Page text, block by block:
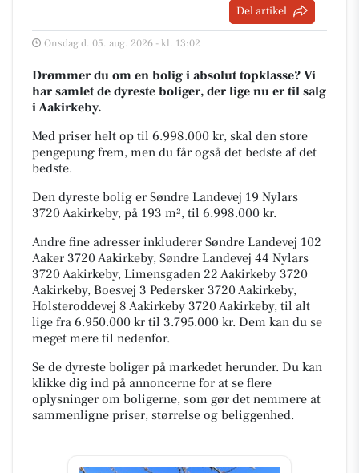
Del artikel
Onsdag d. 05. aug. 2026 - kl. 13:02
Drømmer du om en bolig i absolut topklasse? Vi
har samlet de dyreste boliger, der lige nu er til salg
i Aakirkeby.
Med priser helt op til 6.998.000 kr, skal den store
pengepung frem, men du får også det bedste af det
bedste.
Den dyreste bolig er Søndre Landevej 19 Nylars
3720 Aakirkeby, på 193 m², til 6.998.000 kr.
Andre fine adresser inkluderer Søndre Landevej 102
Aaker 3720 Aakirkeby, Søndre Landevej 44 Nylars
3720 Aakirkeby, Limensgaden 22 Aakirkeby 3720
Aakirkeby, Boesvej 3 Pedersker 3720 Aakirkeby,
Holsteroddevej 8 Aakirkeby 3720 Aakirkeby, til alt
lige fra 6.950.000 kr til 3.795.000 kr. Dem kan du se
meget mere til nedenfor.
Se de dyreste boliger på markedet herunder. Du kan
klikke dig ind på annoncerne for at se flere
oplysninger om boligerne, som gør det nemmere at
sammenligne priser, størrelse og beliggenhed.